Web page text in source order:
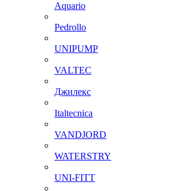
Aquario
Pedrollo
UNIPUMP
VALTEC
Джилекс
Italtecnica
VANDJORD
WATERSTRY
UNI-FITT